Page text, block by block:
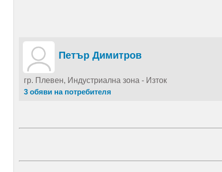
Петър Димитров
гр. Плевен, Индустриална зона - Изток
3 обяви на потребителя